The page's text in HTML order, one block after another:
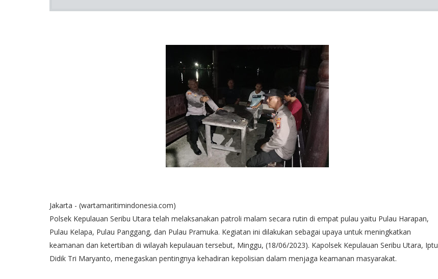
Jakarta - (wartamaritimindonesia.com)
Polsek Kepulauan Seribu Utara telah melaksanakan patroli malam secara rutin di empat pulau yaitu Pulau Harapan,
Pulau Kelapa, Pulau Panggang, dan Pulau Pramuka. Kegiatan ini dilakukan sebagai upaya untuk meningkatkan
keamanan dan ketertiban di wilayah kepulauan tersebut, Minggu, (18/06/2023). Kapolsek Kepulauan Seribu Utara, Iptu
Didik Tri Maryanto, menegaskan pentingnya kehadiran kepolisian dalam menjaga keamanan masyarakat.